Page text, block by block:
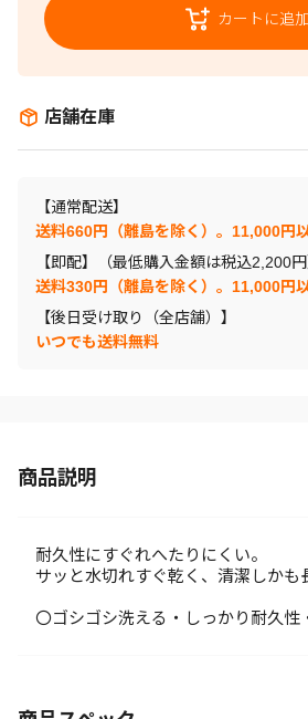
カートに追加
店舗在庫
【通常配送】
送料660円（離島を除く）。11,000円
【即配】（最低購入金額は税込2,200円
送料330円（離島を除く）。11,000円
【後日受け取り（全店舗）】
いつでも送料無料
商品説明
耐久性にすぐれへたりにくい。
サッと水切れすぐ乾く、清潔しかも
〇ゴシゴシ洗える・しっかり耐久性